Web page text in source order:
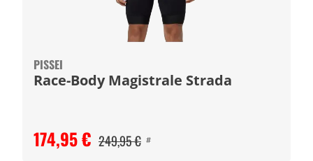
PISSEI
Race-Body Magistrale Strada
174,95 € 249,95 € #